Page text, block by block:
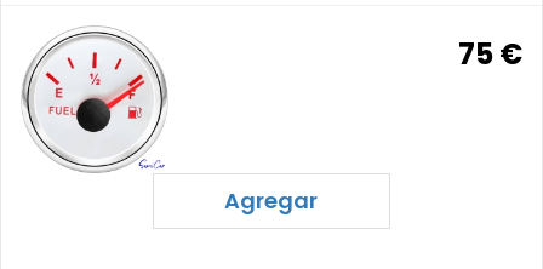
75 €
Agregar